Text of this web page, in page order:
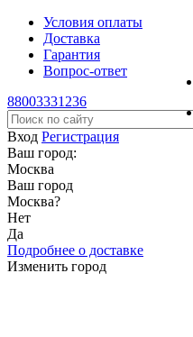
Условия оплаты
Доставка
Гарантия
Вопрос-ответ
88003331236
Вход Регистрация
Ваш город:
Москва
Ваш город
Москва?
Нет
Да
Подробнее о доставке
Изменить город